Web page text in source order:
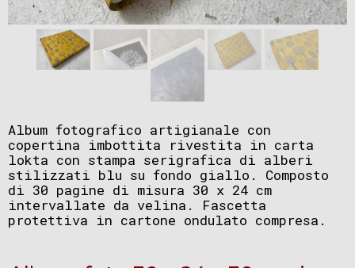
Album fotografico artigianale con
copertina imbottita rivestita in carta
lokta con stampa serigrafica di alberi
stilizzati blu su fondo giallo. Composto
di 30 pagine di misura 30 x 24 cm
intervallate da velina. Fascetta
protettiva in cartone ondulato compresa.